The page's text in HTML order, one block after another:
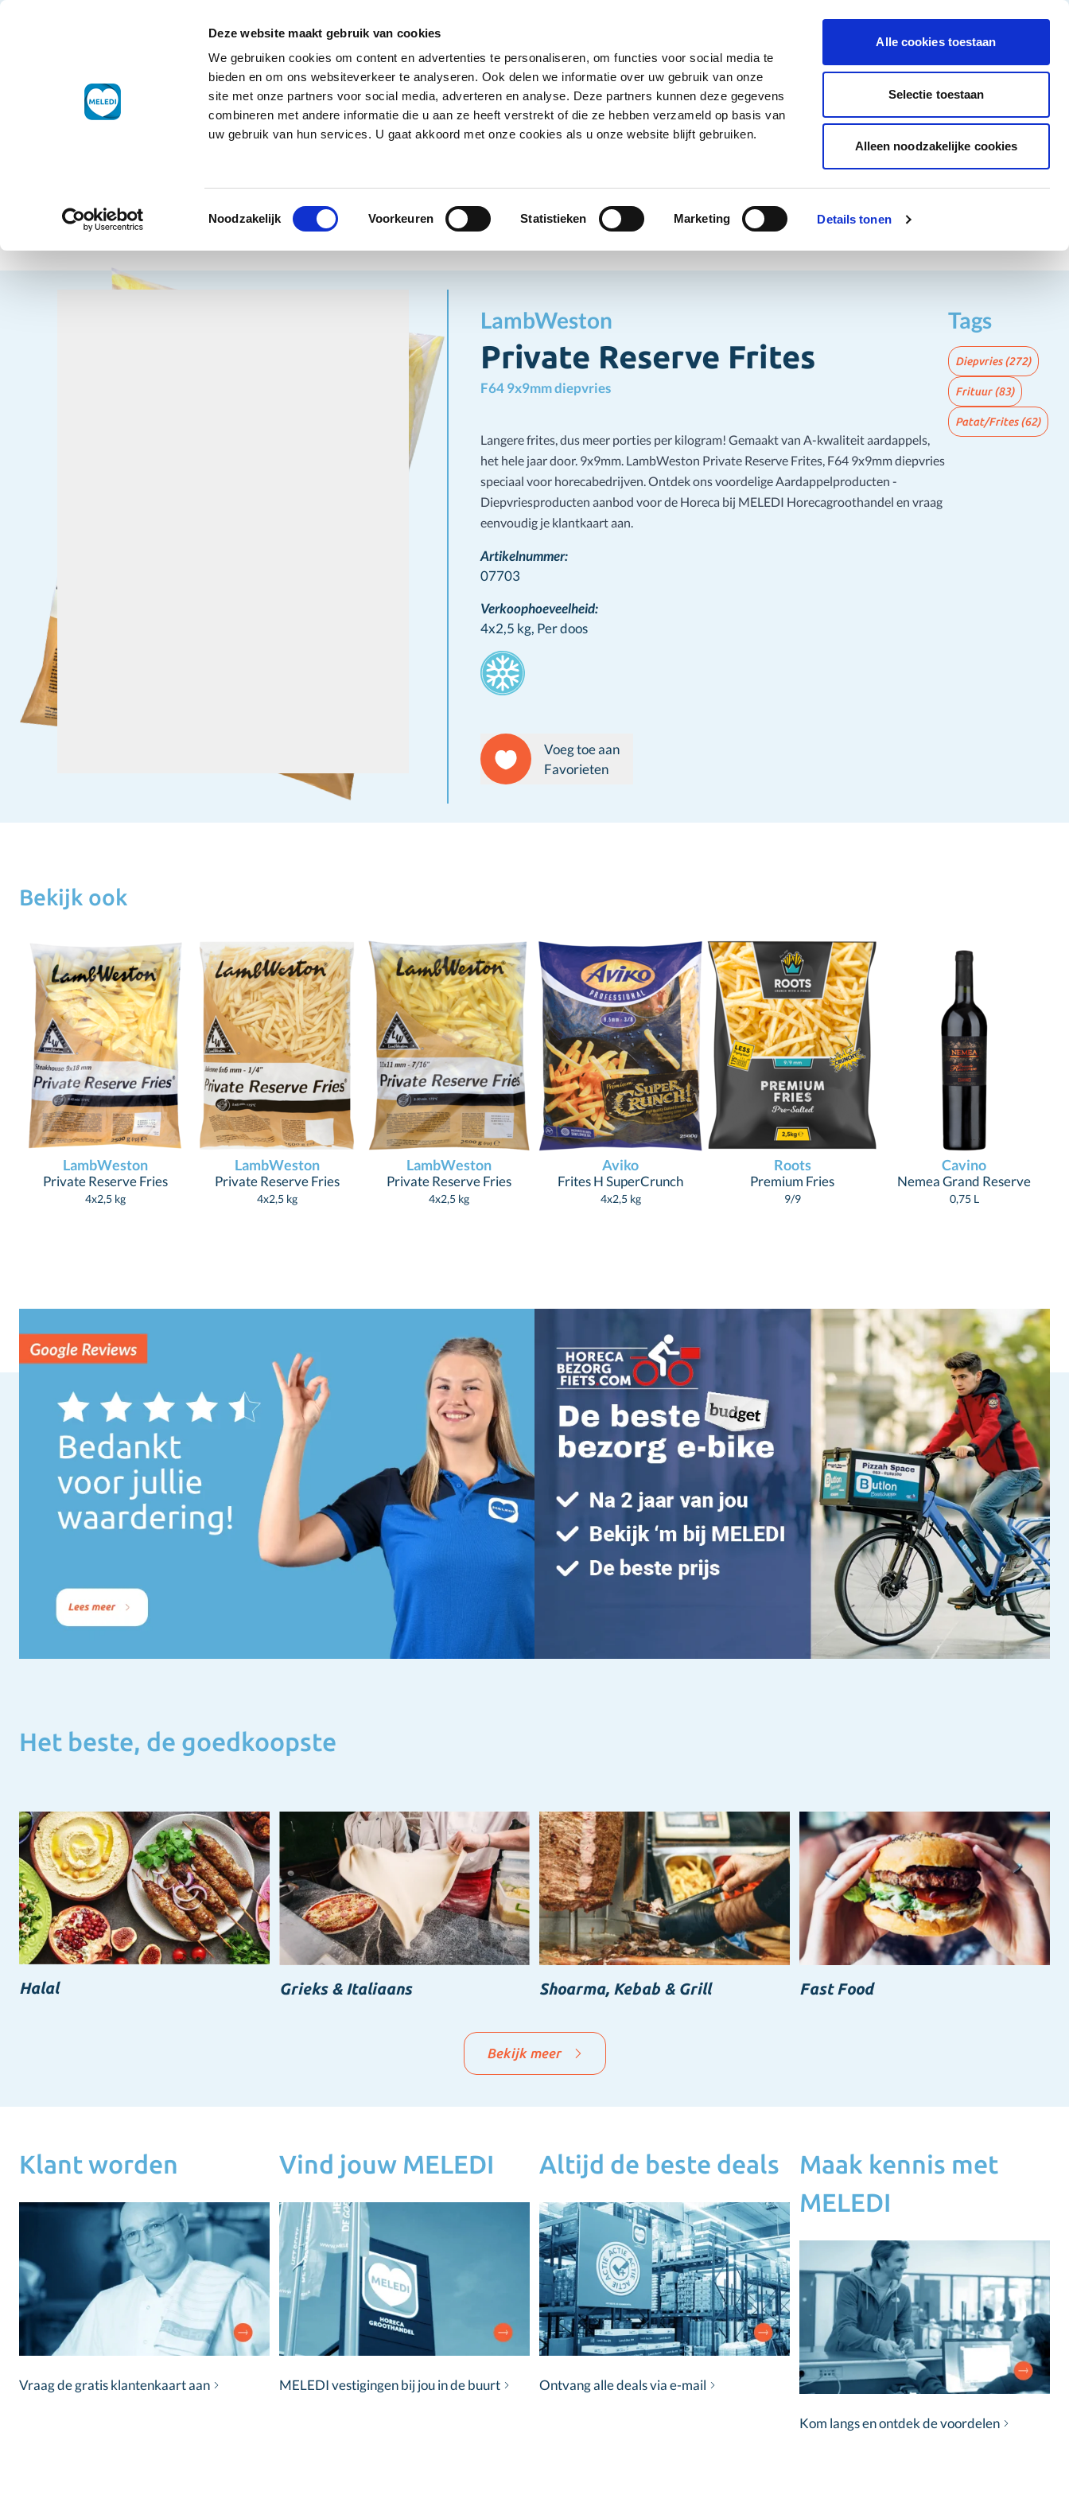
Deze website maakt gebruik van cookies
We gebruiken cookies om content en advertenties te personaliseren, om functies voor social media te
bieden en om ons websiteverkeer te analyseren. Ook delen we informatie over uw gebruik van onze
site met onze partners voor social media, adverteren en analyse. Deze partners kunnen deze gegevens
combineren met andere informatie die u aan ze heeft verstrekt of die ze hebben verzameld op basis van
uw gebruik van hun services. U gaat akkoord met onze cookies als u onze website blijft gebruiken.
Toestemmingsselectie
Noodzakelijk Voorkeuren Statistieken Marketing Details tonen
Alle cookies toestaan
Selectie toestaan
Alleen noodzakelijke cookies
Ga naar de inhoud
Droogwaren
Show submenu for Droogwaren category
Koelproducten
Show submenu for Koelproducten category
Diepvriesproducten
Show submenu for Diepvriesproducten category
Dranken
Show submenu for Dranken category
Non-Food
Alle deals
Word klant
Terug naar overzicht
Home Diepvriesproducten Aardappelproducten Private Reserve Frites
Aardappelproducten
LambWeston
Private Reserve Frites
F64 9x9mm diepvries
Langere frites, dus meer porties per kilogram! Gemaakt van A-kwaliteit aardappels,
het hele jaar door. 9x9mm. LambWeston Private Reserve Frites, F64 9x9mm diepvries
speciaal voor horecabedrijven. Ontdek ons voordelige Aardappelproducten -
Diepvriesproducten aanbod voor de Horeca bij MELEDI Horecagroothandel en vraag
eenvoudig je klantkaart aan.
Artikelnummer:
07703
Verkoophoeveelheid:
4x2,5 kg, Per doos
Stamps
Voeg toe aan
Favorieten
Tags
Diepvries(272)
Frituur(83)
Patat/Frites(62)
Bekijk ook
LambWeston
Private Reserve Fries
4x2,5 kg
LambWeston
Private Reserve Fries
4x2,5 kg
LambWeston
Private Reserve Fries
4x2,5 kg
Aviko
Frites H SuperCrunch
4x2,5 kg
Roots
Premium Fries
9/9
Cavino
Nemea Grand Reserve
0,75 L
Het beste, de goedkoopste
Halal Grieks & Italiaans Shoarma, Kebab & Grill Fast Food
Bekijk meer
Klant worden
Vraag de gratis klantenkaart aan
Vind jouw MELEDI
MELEDI vestigingen bij jou in de buurt
Altijd de beste deals
Ontvang alle deals via e-mail
Maak kennis met
MELEDI
Kom langs en ontdek de voordelen